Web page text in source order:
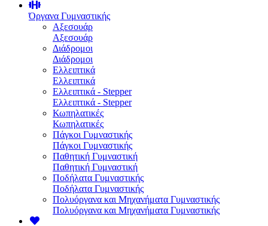
Όργανα Γυμναστικής
Αξεσουάρ
Αξεσουάρ
Διάδρομοι
Διάδρομοι
Ελλειπτικά
Ελλειπτικά
Ελλειπτικά - Stepper
Ελλειπτικά - Stepper
Κωπηλατικές
Κωπηλατικές
Πάγκοι Γυμναστικής
Πάγκοι Γυμναστικής
Παθητική Γυμναστική
Παθητική Γυμναστική
Ποδήλατα Γυμναστικής
Ποδήλατα Γυμναστικής
Πολυόργανα και Μηχανήματα Γυμναστικής
Πολυόργανα και Μηχανήματα Γυμναστικής